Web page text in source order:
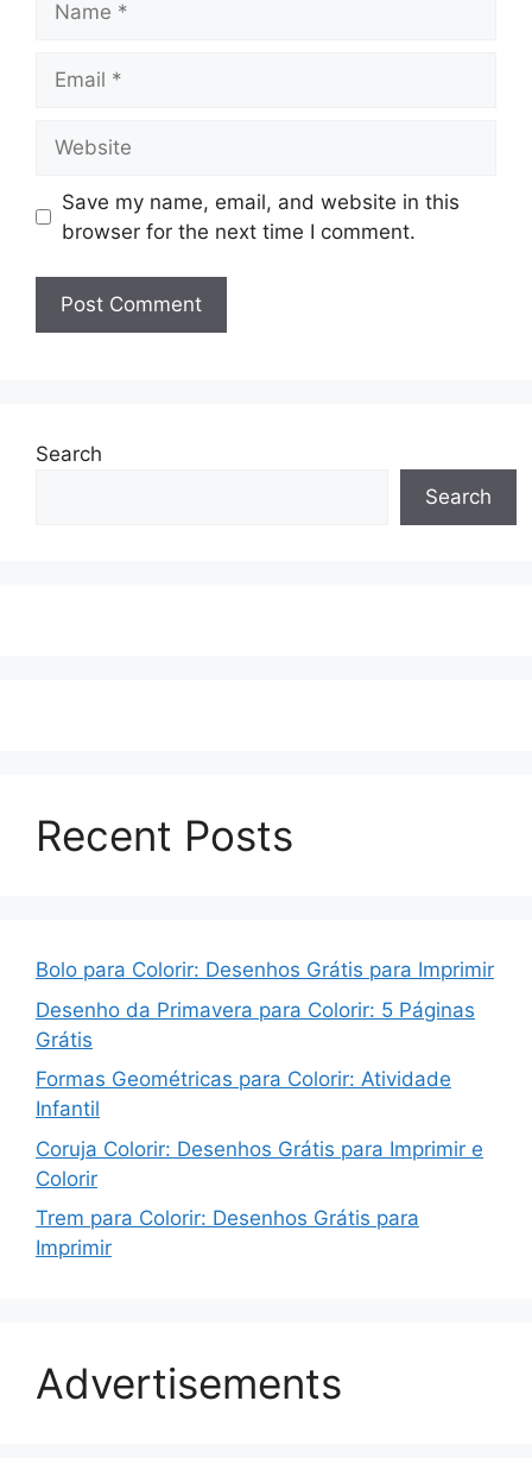
Save my name, email, and website in this
browser for the next time I comment.
Search
Search
Recent Posts
Bolo para Colorir: Desenhos Grátis para Imprimir
Desenho da Primavera para Colorir: 5 Páginas
Grátis
Formas Geométricas para Colorir: Atividade
Infantil
Coruja Colorir: Desenhos Grátis para Imprimir e
Colorir
Trem para Colorir: Desenhos Grátis para
Imprimir
Advertisements